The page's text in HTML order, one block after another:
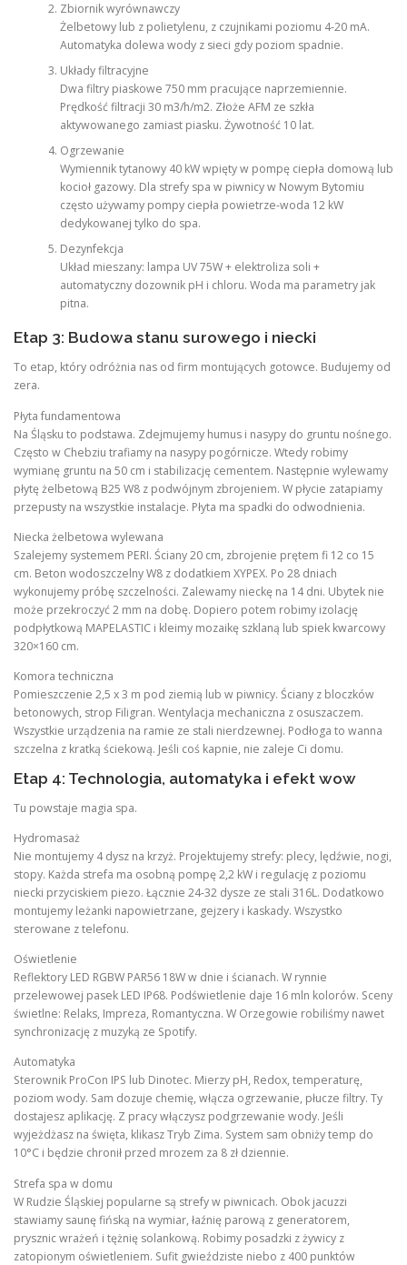
Zbiornik wyrównawczy
Żelbetowy lub z polietylenu, z czujnikami poziomu 4-20 mA.
Automatyka dolewa wody z sieci gdy poziom spadnie.
Układy filtracyjne
Dwa filtry piaskowe 750 mm pracujące naprzemiennie.
Prędkość filtracji 30 m3/h/m2. Złoże AFM ze szkła
aktywowanego zamiast piasku. Żywotność 10 lat.
Ogrzewanie
Wymiennik tytanowy 40 kW wpięty w pompę ciepła domową lub
kocioł gazowy. Dla strefy spa w piwnicy w Nowym Bytomiu
często używamy pompy ciepła powietrze-woda 12 kW
dedykowanej tylko do spa.
Dezynfekcja
Układ mieszany: lampa UV 75W + elektroliza soli +
automatyczny dozownik pH i chloru. Woda ma parametry jak
pitna.
Etap 3: Budowa stanu surowego i niecki
To etap, który odróżnia nas od firm montujących gotowce. Budujemy od
zera.
Płyta fundamentowa
Na Śląsku to podstawa. Zdejmujemy humus i nasypy do gruntu nośnego.
Często w Chebziu trafiamy na nasypy pogórnicze. Wtedy robimy
wymianę gruntu na 50 cm i stabilizację cementem. Następnie wylewamy
płytę żelbetową B25 W8 z podwójnym zbrojeniem. W płycie zatapiamy
przepusty na wszystkie instalacje. Płyta ma spadki do odwodnienia.
Niecka żelbetowa wylewana
Szalejemy systemem PERI. Ściany 20 cm, zbrojenie prętem fi 12 co 15
cm. Beton wodoszczelny W8 z dodatkiem XYPEX. Po 28 dniach
wykonujemy próbę szczelności. Zalewamy nieckę na 14 dni. Ubytek nie
może przekroczyć 2 mm na dobę. Dopiero potem robimy izolację
podpłytkową MAPELASTIC i kleimy mozaikę szklaną lub spiek kwarcowy
320×160 cm.
Komora techniczna
Pomieszczenie 2,5 x 3 m pod ziemią lub w piwnicy. Ściany z bloczków
betonowych, strop Filigran. Wentylacja mechaniczna z osuszaczem.
Wszystkie urządzenia na ramie ze stali nierdzewnej. Podłoga to wanna
szczelna z kratką ściekową. Jeśli coś kapnie, nie zaleje Ci domu.
Etap 4: Technologia, automatyka i efekt wow
Tu powstaje magia spa.
Hydromasaż
Nie montujemy 4 dysz na krzyż. Projektujemy strefy: plecy, lędźwie, nogi,
stopy. Każda strefa ma osobną pompę 2,2 kW i regulację z poziomu
niecki przyciskiem piezo. Łącznie 24-32 dysze ze stali 316L. Dodatkowo
montujemy leżanki napowietrzane, gejzery i kaskady. Wszystko
sterowane z telefonu.
Oświetlenie
Reflektory LED RGBW PAR56 18W w dnie i ścianach. W rynnie
przelewowej pasek LED IP68. Podświetlenie daje 16 mln kolorów. Sceny
świetlne: Relaks, Impreza, Romantyczna. W Orzegowie robiliśmy nawet
synchronizację z muzyką ze Spotify.
Automatyka
Sterownik ProCon IPS lub Dinotec. Mierzy pH, Redox, temperaturę,
poziom wody. Sam dozuje chemię, włącza ogrzewanie, płucze filtry. Ty
dostajesz aplikację. Z pracy włączysz podgrzewanie wody. Jeśli
wyjeżdżasz na święta, klikasz Tryb Zima. System sam obniży temp do
10°C i będzie chronił przed mrozem za 8 zł dziennie.
Strefa spa w domu
W Rudzie Śląskiej popularne są strefy w piwnicach. Obok jacuzzi
stawiamy saunę fińską na wymiar, łaźnię parową z generatorem,
prysznic wrażeń i tężnię solankową. Robimy posadzki z żywicy z
zatopionym oświetleniem. Sufit gwieździste niebo z 400 punktów